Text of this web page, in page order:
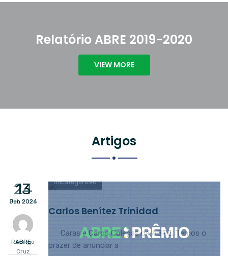
Relatório ABRE 2019-2020
VIEW MORE
Artigos
24
Feb 2026
Rodrigo
Cruz
Uncategorized
Carlos Benítez Trinidad
Caras e Caros Colegas da ABRE, Temos o
prazer de anunciar a
13
Jun 2024
ABRE